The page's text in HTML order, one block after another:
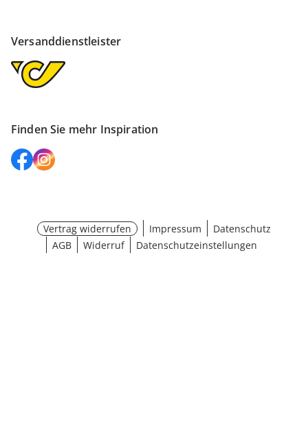
Versanddienstleister
Finden Sie mehr Inspiration
Vertrag widerrufen Impressum
Datenschutz
AGB
Widerruf Datenschutzeinstellungen